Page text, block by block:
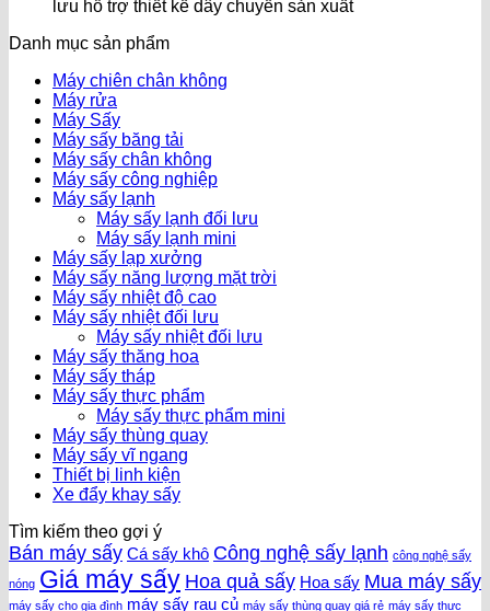
lưu hỗ trợ thiết kế dây chuyền sản xuất
Danh mục sản phẩm
Máy chiên chân không
Máy rửa
Máy Sấy
Máy sấy băng tải
Máy sấy chân không
Máy sấy công nghiệp
Máy sấy lạnh
Máy sấy lạnh đối lưu
Máy sấy lạnh mini
Máy sấy lạp xưởng
Máy sấy năng lượng mặt trời
Máy sấy nhiệt độ cao
Máy sấy nhiệt đối lưu
Máy sấy nhiệt đối lưu
Máy sấy thăng hoa
Máy sấy tháp
Máy sấy thực phẩm
Máy sấy thực phẩm mini
Máy sấy thùng quay
Máy sấy vĩ ngang
Thiết bị linh kiện
Xe đẩy khay sấy
Tìm kiếm theo gợi ý
Bán máy sấy Cá sấy khô Công nghệ sấy lạnh công nghệ sấy
nóng Giá máy sấy Hoa quả sấy Hoa sấy Mua máy sấy
máy sấy cho gia đình máy sấy rau củ máy sấy thùng quay giá rẻ máy sấy thực